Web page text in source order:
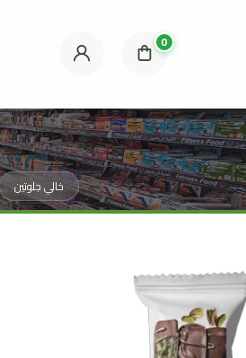
0
خالي جلوتين